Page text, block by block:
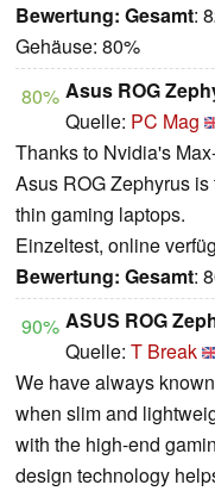
Bewertung: Gesamt:
Gehäuse: 80%
80% Asus ROG
Quelle: PC Mag
Thanks to Nvidia's
Asus ROG Zephyrus
thin gaming laptops.
Einzeltest, online
Bewertung: Gesamt:
90% ASUS ROG
Quelle: T Break
We have always
when slim and
with the high-end
design technology